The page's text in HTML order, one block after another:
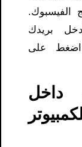
الفيسبوك.
بريدك
اضغط على
داخل